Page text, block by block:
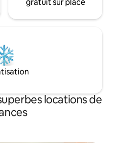
gratuit sur place
locations de